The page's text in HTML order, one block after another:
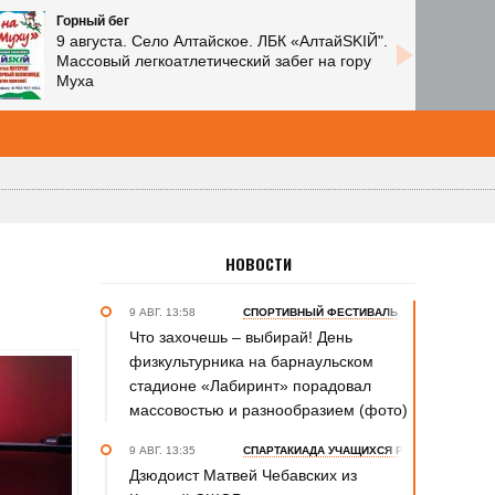
Горный бег
9 августа. Село Алтайское. ЛБК «АлтайSKIЙ".
Массовый легкоатлетический забег на гору
Муха
НОВОСТИ
9 АВГ. 13:58 СПОРТИВНЫЙ ФЕСТИВАЛЬ
Что захочешь – выбирай! День
физкультурника на барнаульском
стадионе «Лабиринт» порадовал
массовостью и разнообразием (фото)
9 АВГ. 13:35 СПАРТАКИАДА УЧАЩИХСЯ РОССИИ
Дзюдоист Матвей Чебавских из